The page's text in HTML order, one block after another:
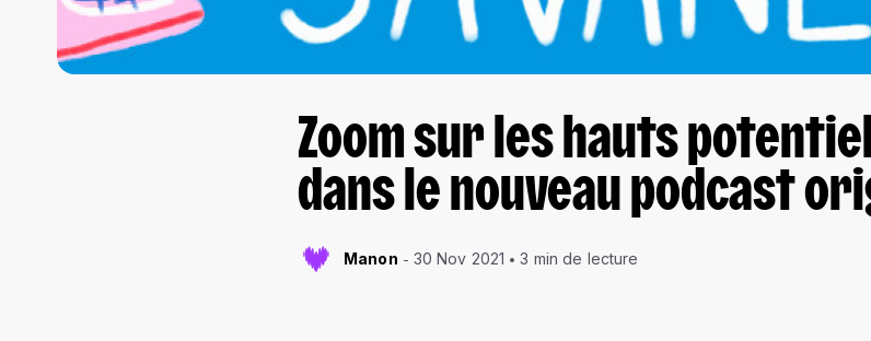
Zoom sur les hauts
dans le nouveau podcast
Manon 30 Nov 2021 3 min de lecture